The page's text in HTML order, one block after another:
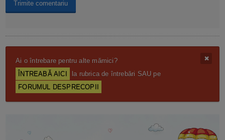
Ai o întrebare pentru alte mămici?
ÎNTREABĂ AICI
la rubrica de întrebări SAU pe
FORUMUL DESPRECOPII